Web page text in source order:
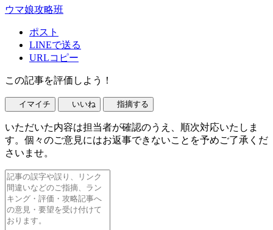
ウマ娘攻略班
ポスト
LINEで送る
URLコピー
この記事を評価しよう！
イマイチ いいね 指摘する
いただいた内容は担当者が確認のうえ、順次対応いたしま
す。個々のご意見にはお返事できないことを予めご了承くだ
さいませ。